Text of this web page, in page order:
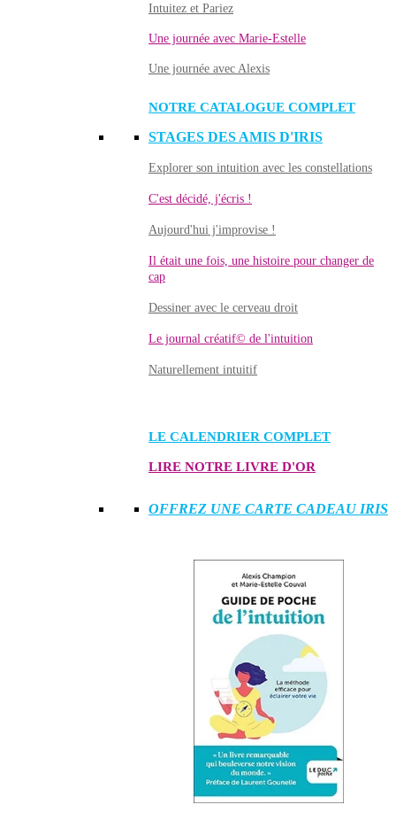
Intuitez et Pariez
Une journée avec Marie-Estelle
Une journée avec Alexis
NOTRE CATALOGUE COMPLET
STAGES DES AMIS D'IRIS
Explorer son intuition avec les constellations
C'est décidé, j'écris !
Aujourd'hui j'improvise !
Il était une fois, une histoire pour changer de
cap
Dessiner avec le cerveau droit
Le journal créatif© de l'intuition
Naturellement intuitif
LE CALENDRIER COMPLET
LIRE NOTRE LIVRE D'OR
OFFREZ UNE CARTE CADEAU IRIS